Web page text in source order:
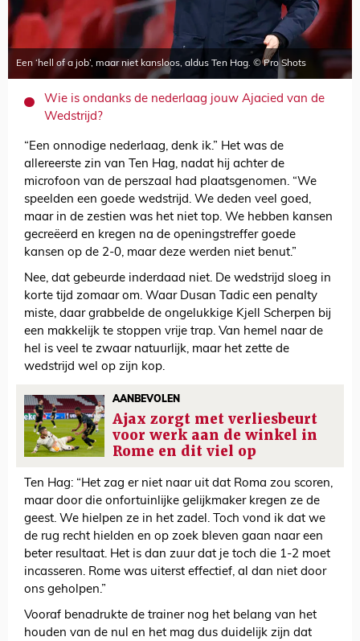
Een ‘hell of a job’, maar niet kansloos, aldus Ten Hag. © Pro Shots
Wie is ondanks de nederlaag jouw Ajacied van de
Wedstrijd?
“Een onnodige nederlaag, denk ik.” Het was de
allereerste zin van Ten Hag, nadat hij achter de
microfoon van de perszaal had plaatsgenomen. “We
speelden een goede wedstrijd. We deden veel goed,
maar in de zestien was het niet top. We hebben kansen
gecreëerd en kregen na de openingstreffer goede
kansen op de 2-0, maar deze werden niet benut.”
Nee, dat gebeurde inderdaad niet. De wedstrijd sloeg in
korte tijd zomaar om. Waar Dusan Tadic een penalty
miste, daar grabbelde de ongelukkige Kjell Scherpen bij
een makkelijk te stoppen vrije trap. Van hemel naar de
hel is veel te zwaar natuurlijk, maar het zette de
wedstrijd wel op zijn kop.
AANBEVOLEN
Ajax zorgt met verliesbeurt
voor werk aan de winkel in
Rome en dit viel op
Ten Hag: “Het zag er niet naar uit dat Roma zou scoren,
maar door die onfortuinlijke gelijkmaker kregen ze de
geest. We hielpen ze in het zadel. Toch vond ik dat we
de rug recht hielden en op zoek bleven gaan naar een
beter resultaat. Het is dan zuur dat je toch die 1-2 moet
incasseren. Rome was uiterst effectief, al dan niet door
ons geholpen.”
Vooraf benadrukte de trainer nog het belang van het
houden van de nul en het mag dus duidelijk zijn dat